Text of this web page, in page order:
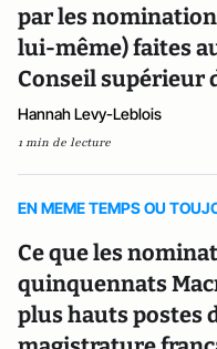
par les
lui-même) faites
Conseil supérieur
Hannah Levy-Leblois
1 min de lecture
EN MEME TEMPS OU
Ce que les
quinquennats
plus hauts postes